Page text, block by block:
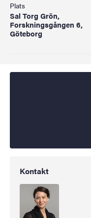
Plats
Sal Torg Grön,
Forskningsgången 6,
Göteborg
Kontakt